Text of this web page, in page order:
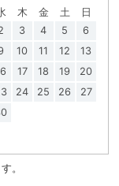
木 金 土
日
3 4 5
6
10 11 12
13
17 18 19
20
24 25 26
27
。